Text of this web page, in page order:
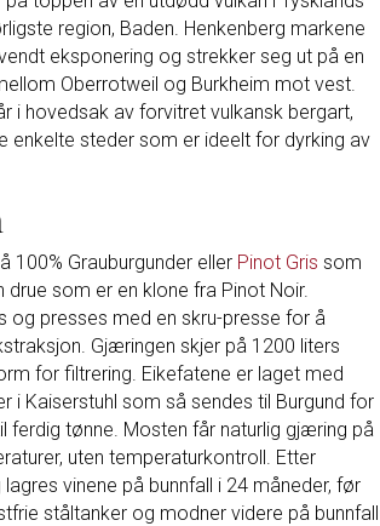
region, Baden. Henkenberg markene
eksponering og strekker seg ut på en
Oberrotweil og Burkheim mot vest.
i hovedsak av forvitret vulkansk bergart,
enkelte steder som er ideelt for dyrking av
100% Grauburgunder eller Pinot Gris som
drue som er en klone fra Pinot Noir.
og presses med en skru-presse for å
Gjæringen skjer på 1200 liters
for filtrering. Eikefatene er laget med
i Kaiserstuhl som så sendes til Burgund for
ferdig tønne. Mosten får naturlig gjæring på
uten temperaturkontroll. Etter
vinene på bunnfall i 24 måneder, før
ståltanker og modner videre på bunnfall